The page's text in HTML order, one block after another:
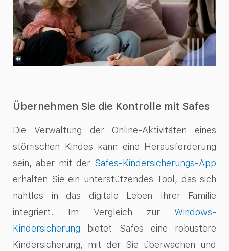
Übernehmen Sie die Kontrolle mit Safes
Die Verwaltung der Online-Aktivitäten eines
störrischen Kindes kann eine Herausforderung
sein, aber mit der Safes-Kindersicherungs-App
erhalten Sie ein unterstützendes Tool, das sich
nahtlos in das digitale Leben Ihrer Familie
integriert. Im Vergleich zur Windows-
Kindersicherung
bietet Safes eine robustere
Kindersicherung, mit der Sie überwachen und